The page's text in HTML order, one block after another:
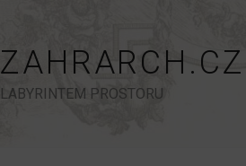
ZAHRARCH.CZ
LABYRINTEM PROSTORU